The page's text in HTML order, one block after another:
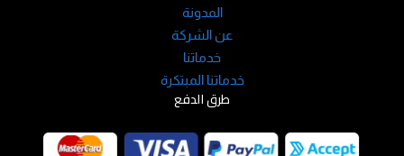
طرق الدفع
المدونة
عن الشركة
خدماتنا
خدماتنا المبتكرة